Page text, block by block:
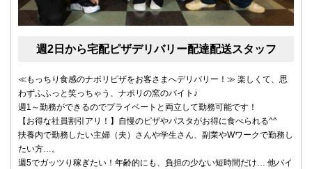
週2日から宅配ピザデリバリー配達配送スタッフ
≪もっちり食感のナポリピザをお客さまへデリバリー！≫ 楽しくて、思
わずふふっと笑っちゃう、ナポリの窯のバイト♪
週1～勤務ができるのでプライベートと両立して勤務可能です！
【お得な社員割引アリ！】自慢のピザやパスタがお得に食べられる^^
扶養内で勤務したい主婦（夫）さんや学生さん、副業やWワークで勤務し
たい方…。
週5でガッツり稼ぎたい！年齢的にも、負担の少ない短時間だけ… 他バイ